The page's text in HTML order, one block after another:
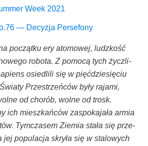
Week 2021
— Decy­zja Persefony
począt­ku ery ato­mo­wej, ludz­kość
robo­ta. Z pomo­cą tych życz­li­
osie­dli­li się w pięć­dzie­się­ciu
Prze­strzeń­ców były raja­mi,
od cho­rób, wol­ne od trosk.
ich miesz­kań­ców zaspo­ka­ja­ła armia
Tym­cza­sem Zie­mia sta­ła się prze­
jej popu­la­cja skry­ła się w sta­lo­wych